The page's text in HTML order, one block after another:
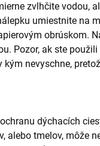
zvlhčite vodou,
umiestnite na
obrúskom.
Pozor, ak ste
nevyschne,
dýchacích
alebo tmelov, môže